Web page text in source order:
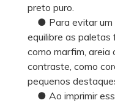
preto puro.
● Para evitar um
equilibre as paletas
como marfim, areia
contraste, como
pequenos
● Ao imprimir